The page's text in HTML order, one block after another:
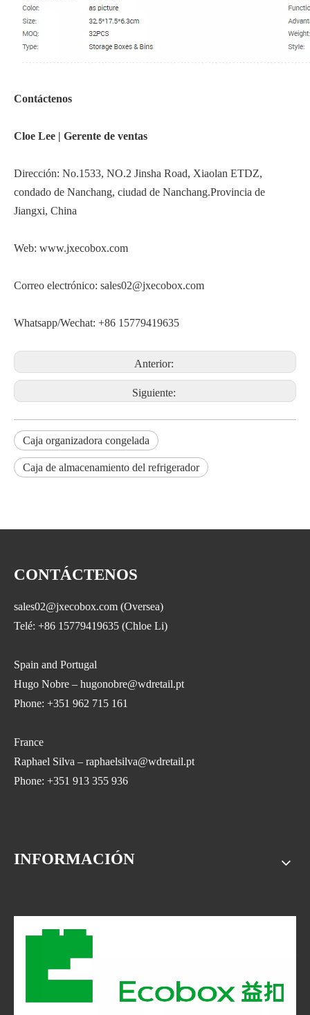
Contáctenos
Cloe Lee | Gerente de ventas
Dirección: No.1533, NO.2 Jinsha Road, Xiaolan ETDZ,
condado de Nanchang, ciudad de Nanchang.Provincia de
Jiangxi, China
Web: www.jxecobox.com
Correo electrónico: sales02@jxecobox.com
Whatsapp/Wechat: +86 15779419635
Anterior:
Siguiente:
Caja organizadora congelada
Caja de almacenamiento del refrigerador
CONTÁCTENOS
sales02@jxecobox.com (Oversea)
Telé: +86 15779419635 (Chloe Li)
Spain and Portugal
Hugo Nobre – hugonobre@wdretail.pt
Phone: +351 962 715 161
France
Raphael Silva – raphaelsilva@wdretail.pt
Phone: +351 913 355 936
INFORMACIÓN